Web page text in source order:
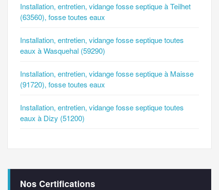
Installation, entretien, vidange fosse septique à Teilhet
(63560), fosse toutes eaux
Installation, entretien, vidange fosse septique toutes
eaux à Wasquehal (59290)
Installation, entretien, vidange fosse septique à Maisse
(91720), fosse toutes eaux
Installation, entretien, vidange fosse septique toutes
eaux à Dizy (51200)
Nos Certifications